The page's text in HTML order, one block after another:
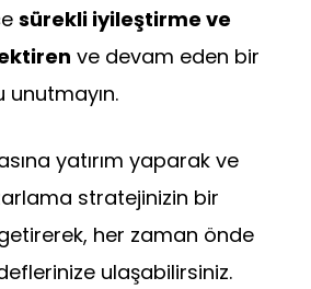
sürekli iyileştirme ve
ve devam eden bir
yatırım yaparak ve
stratejinizin bir
her zaman önde
ulaşabilirsiniz.